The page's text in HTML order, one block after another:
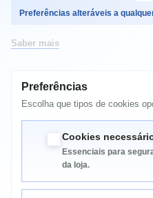
Comprar
Preferências alteráveis a
Saber mais
Preferências
Escolha que tipos de cookies
Cookies
Essenciais para
da loja.